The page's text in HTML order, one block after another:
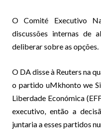
O Comité Executivo
discussões internas de
deliberar sobre as opções.
O DA disse à Reuters na
o partido uMkhonto we
Liberdade Económica
executivo, então a
juntaria a esses partidos